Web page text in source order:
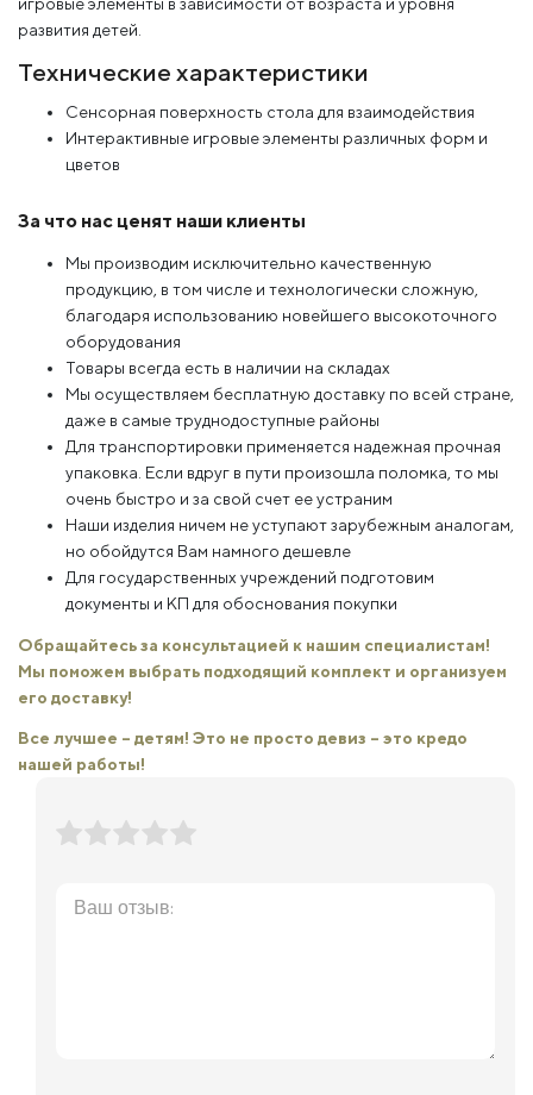
игровые элементы в зависимости от возраста и уровня
развития детей.
Технические характеристики
Сенсорная поверхность стола для взаимодействия
Интерактивные игровые элементы различных форм и
цветов
За что нас ценят наши клиенты
Мы производим исключительно качественную
продукцию, в том числе и технологически сложную,
благодаря использованию новейшего высокоточного
оборудования
Товары всегда есть в наличии на складах
Мы осуществляем бесплатную доставку по всей стране,
даже в самые труднодоступные районы
Для транспортировки применяется надежная прочная
упаковка. Если вдруг в пути произошла поломка, то мы
очень быстро и за свой счет ее устраним
Наши изделия ничем не уступают зарубежным аналогам,
но обойдутся Вам намного дешевле
Для государственных учреждений подготовим
документы и КП для обоснования покупки
Обращайтесь за консультацией к нашим специалистам!
Мы поможем выбрать подходящий комплект и организуем
его доставку!
Все лучшее – детям! Это не просто девиз – это кредо
нашей работы!